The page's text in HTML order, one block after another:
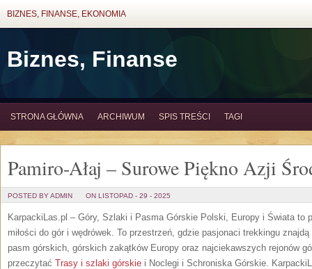
BIZNES, FINANSE, EKONOMIA
Biznes, Finanse
STRONA GŁÓWNA ARCHIWUM SPIS TREŚCI TAGI
Pamiro-Ałaj – Surowe Piękno Azji
POSTED BY ADMIN ON LISTOPAD - 29 - 2025
KarpackiLas.pl – Góry, Szlaki i Pasma Górskie Polski, Europy i Świata to
miłości do gór i wędrówek. To przestrzeń, gdzie pasjonaci trekkingu
pasm górskich, górskich zakątków Europy oraz najciekawszych rejonów
przeczytać Trasy i szlaki górskie i Noclegi i Schroniska Górskie.